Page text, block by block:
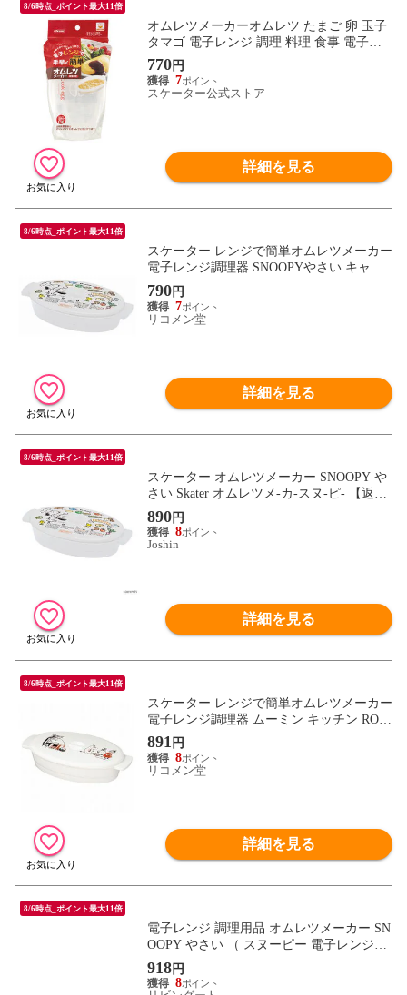
8/6時点_ポイント最大11倍
オムレツメーカーオムレツ たまご 卵 玉子
タマゴ 電子レンジ 調理 料理 食事 電子レ
ンジ調理シリーズ ROR1 skater スケーター
770円
7
スケーター公式ストア
詳細を見る
8/6時点_ポイント最大11倍
スケーター レンジで簡単オムレツメーカー
電子レンジ調理器 SNOOPYやさい キャラ
クター 子ども 男の子 女の子 かわいい 可
愛い プレゼント Skater
790円
7
リコメン堂
詳細を見る
8/6時点_ポイント最大11倍
スケーター オムレツメーカー SNOOPY や
さい Skater オムレツメ-カ-スヌ-ピ- 【返品
種別A】
890円
8
Joshin
詳細を見る
8/6時点_ポイント最大11倍
スケーター レンジで簡単オムレツメーカー
電子レンジ調理器 ムーミン キッチン ROR
1 キッチン 食卓 食器 キッチン用品 調理 調
理器具
891 円
8
リコメン堂
詳細を見る
8/6時点_ポイント最大11倍
電子レンジ 調理用品 オムレツメーカー SN
OOPY やさい （ スヌーピー 電子レンジ調
理器 レンジ調理器 電子レンジ料理 オムレ
ツ たまご タマゴ 卵 玉子 電子レンジ専用
918円
8